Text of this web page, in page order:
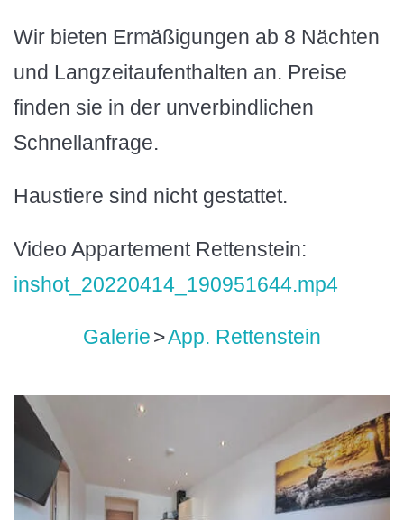
Wir bieten Ermäßigungen ab 8 Nächten
und Langzeitaufenthalten an. Preise
finden sie in der unverbindlichen
Schnellanfrage.
Haustiere sind nicht gestattet.
Video Appartement Rettenstein:
inshot_20220414_190951644.mp4
Galerie>App. Rettenstein